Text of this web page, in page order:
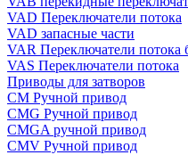
VAD Переключатели потока
VAD запасные части
VAR Переключатели потока
VAS Переключатели потока
Приводы для затворов
СМ Ручной привод
CMG Ручной привод
CMGA ручной привод
CMV Ручной привод